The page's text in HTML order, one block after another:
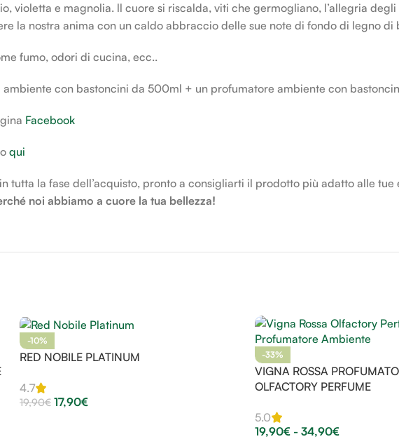
violetta e magnolia. ll cuore si riscalda, viti che germogliano, l’allegria
la nostra anima con un caldo abbraccio delle sue note di fondo di legno di
fumo, odori di cucina, ecc..
con bastoncini da 500ml + un profumatore ambiente con
Facebook
qui
tutta la fase dell’acquisto, pronto a consigliarti il prodotto più adatto alle tue
noi abbiamo a cuore la tua bellezza!
-10%
RED NOBILE PLATINUM
4.7
19,90€ 17,90€
-33%
VIGNA ROSSA
OLFACTORY PERFUME
5.0
19,90€ - 34,90€